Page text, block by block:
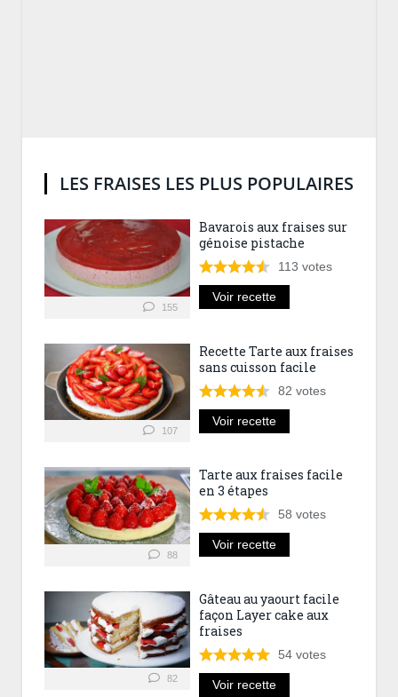
LES FRAISES LES PLUS POPULAIRES
155
Bavarois aux fraises sur
génoise pistache
113 votes
Voir recette
107
Recette Tarte aux fraises
sans cuisson facile
82 votes
Voir recette
88
Tarte aux fraises facile
en 3 étapes
58 votes
Voir recette
82
Gâteau au yaourt facile
façon Layer cake aux
fraises
54 votes
Voir recette